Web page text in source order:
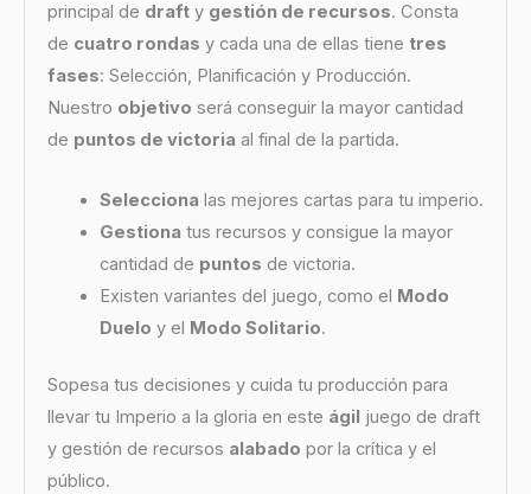
principal de drafty gestión de recursos. Consta
de cuatro rondas y cada una de ellas tiene tres
fases: Selección, Planificación y Producción.
Nuestro objetivo será conseguir la mayor cantidad
de puntos de victoria al final de la partida.
Selecciona las mejores cartas para tu imperio.
Gestiona tus recursos y consigue la mayor
cantidad de puntos de victoria.
Existen variantes del juego, como el Modo
Duelo y el Modo Solitario.
Sopesa tus decisiones y cuida tu producción para
llevar tu Imperio a la gloria en este ágil juego de draft
y gestión de recursos alabado por la crítica y el
público.